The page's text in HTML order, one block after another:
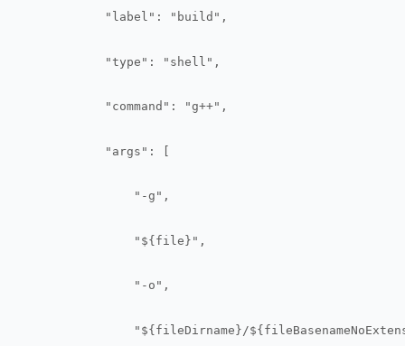
            "label": "build",
            "type": "shell",
            "command": "g++",
            "args": [
                "-g",
                "${file}",
                "-o",
"${fileDirname}/